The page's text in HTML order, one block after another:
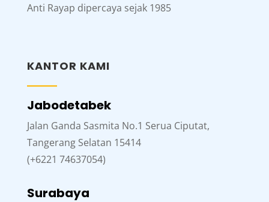
Anti Rayap dipercaya sejak 1985
KANTOR KAMI
Jabodetabek
Jalan Ganda Sasmita No.1 Serua Ciputat,
Tangerang Selatan 15414
(+6221 74637054)
Surabaya